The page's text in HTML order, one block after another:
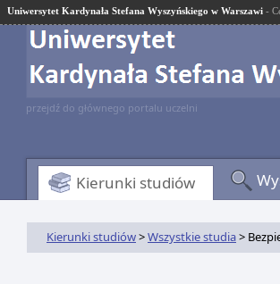
Uniwersytet Kardynała Stefana Wyszyńskiego w Warszawi -
przejdź do głównego portalu uczelni
Kierunki studiów
Kierunki studiów>Wszystkie studia>